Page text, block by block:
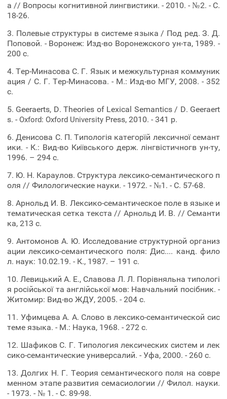
а // Вопросы когнитивной лингвистики. - 2010. - №2. - С.
18-26.
3. Полевые структуры в системе языка / Под ред. З. Д.
Поповой. - Воронеж: Изд-во Воронежского ун-та, 1989. -
200 с.
4. Тер-Минасова С. Г. Язык и межкультурная коммуник
ация / С. Г. Тер-Минасова. - М.: Изд-во МГУ, 2008. - 352
с.
5. Geeraerts, D. Theories of Lexical Semantics / D. Geeraert
s. - Oxford: Oxford University Press, 2010. - 341 p.
6. Денисова С. П. Типологія категорїй лексичної семант
ики. - К.: Вид-во Київського держ. лінгвістичногв ун-ту,
1996. – 294 с.
7. Ю. Н. Караулов. Структура лексико-семантического п
оля // Филологические науки. - 1972. - №1. - С. 57-68.
8. Арнольд И. В. Лексико-семантическое поле в языке и
тематическая сетка текста // Арнольд И. В. // Семанти
ка, 213 с.
9. Антомонов А. Ю. Исследование структурной организ
ации лексико-семантического поля: Дис.... канд. фило
л. наук: 10.02.19. - К., 1987. – 191 с.
10. Левицький А. Е., Славова Л. Л. Порівняльна типологі
я російської та англійської мов: Навчальний посібник. -
Житомир: Вид-во ЖДУ, 2005. - 204 с.
11. Уфимцева А. А. Слово в лексико-семантической сис
теме языка. - М.: Наука, 1968. - 272 с.
12. Шафиков С. Г. Типология лексических систем и лек
сико-семантические универсалий. - Уфа, 2000. - 260 с.
13. Долгих Н. Г. Теория семантического поля на совре
менном этапе развития семасиологии // Филол. науки.
- 1973. - № 1. - С. 89-98.